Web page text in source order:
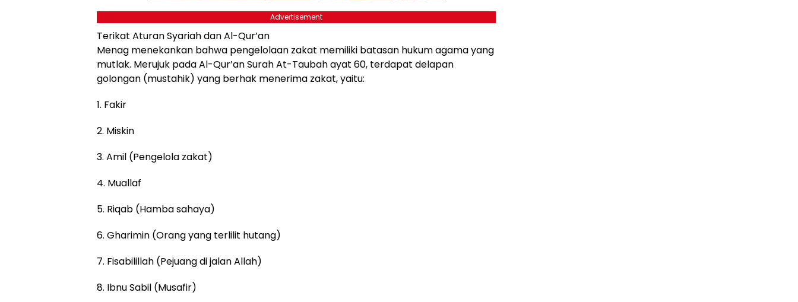
Advertisement
Terikat Aturan Syariah dan Al-Qur’an
Menag menekankan bahwa pengelolaan zakat memiliki batasan hukum agama yang
mutlak. Merujuk pada Al-Qur’an Surah At-Taubah ayat 60, terdapat delapan
golongan (mustahik) yang berhak menerima zakat, yaitu:
1. Fakir
2. Miskin
3. Amil (Pengelola zakat)
4. Muallaf
5. Riqab (Hamba sahaya)
6. Gharimin (Orang yang terlilit hutang)
7. Fisabilillah (Pejuang di jalan Allah)
8. Ibnu Sabil (Musafir)